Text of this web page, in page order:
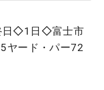
日◇1日◇富士市
ヤード・パー72